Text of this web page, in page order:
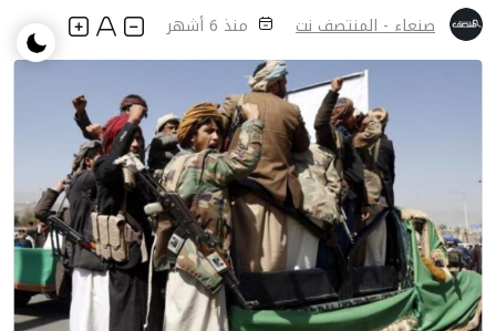
صنعاء - المنتصف نت منذ 6 أشهر